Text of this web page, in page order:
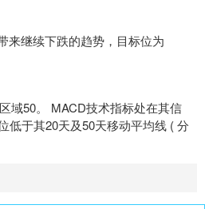
继续下跌的趋势，目标位为
域50。 MACD技术指标处在其信
低于其20天及50天移动平均线 ( 分